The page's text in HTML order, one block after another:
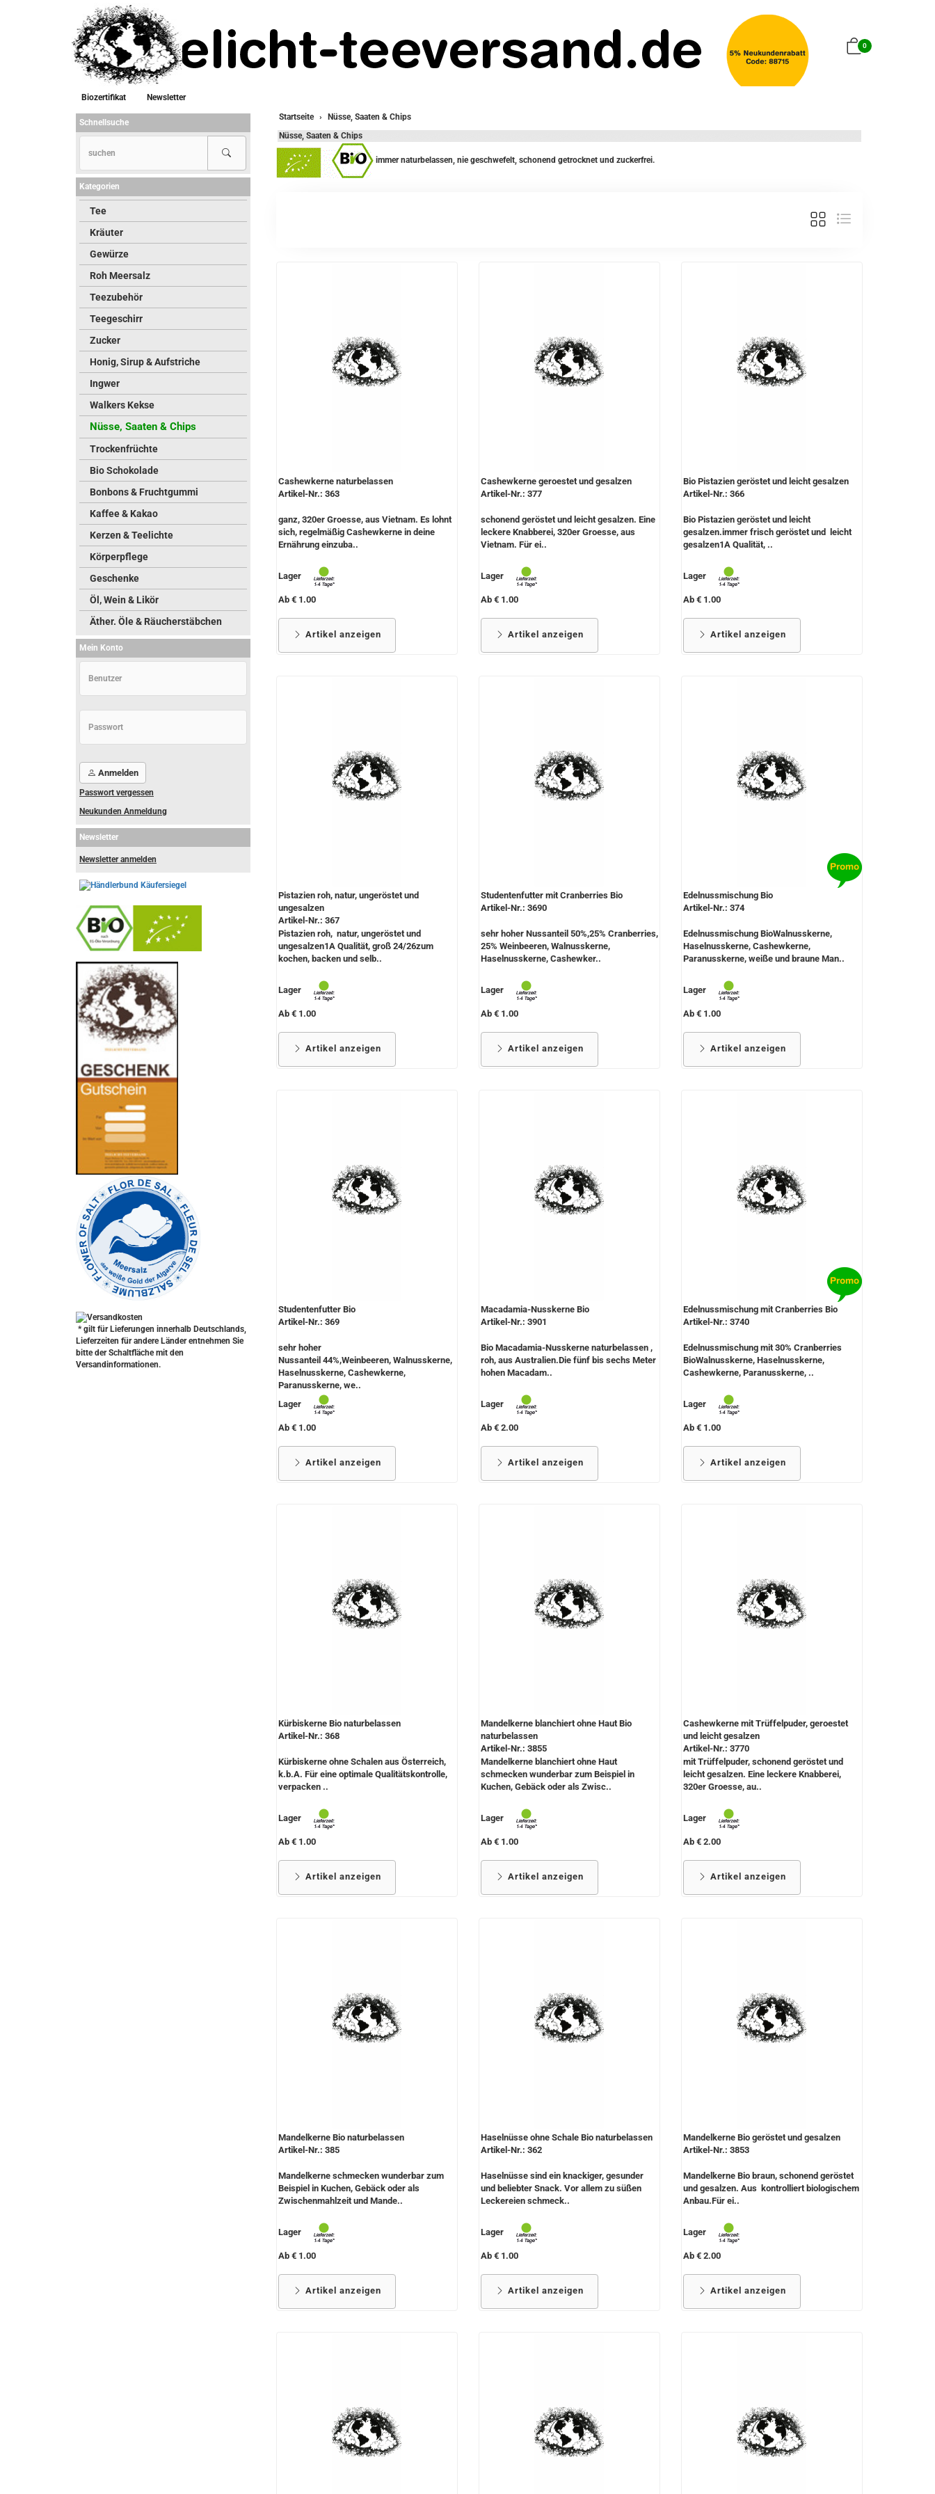
0
Biozertifikat
Newsletter
Startseite
Nüsse, Saaten & Chips
Nüsse, Saaten & Chips
immer naturbelassen, nie geschwefelt, schonend getrocknet und zuckerfrei.
Cashewkerne naturbelassen
Artikel-Nr.: 363
ganz, 320er Groesse, aus Vietnam. Es lohnt
sich, regelmäßig Cashewkerne in deine
Ernährung einzuba..
Lager
Ab € 1.00
Artikel anzeigen
Cashewkerne geroestet und gesalzen
Artikel-Nr.: 377
schonend geröstet und leicht gesalzen. Eine
leckere Knabberei, 320er Groesse, aus
Vietnam. Für ei..
Lager
Ab € 1.00
Artikel anzeigen
Bio Pistazien geröstet und leicht gesalzen
Artikel-Nr.: 366
Bio Pistazien geröstet und leicht
gesalzen.immer frisch geröstet und leicht
gesalzen1A Qualität, ..
Lager
Ab € 1.00
Artikel anzeigen
Pistazien roh, natur, ungeröstet und
ungesalzen
Artikel-Nr.: 367
Pistazien roh, natur, ungeröstet und
ungesalzen1A Qualität, groß 24/26zum
kochen, backen und selb..
Lager
Ab € 1.00
Artikel anzeigen
Studentenfutter mit Cranberries Bio
Artikel-Nr.: 3690
sehr hoher Nussanteil 50%,25% Cranberries,
25% Weinbeeren, Walnusskerne,
Haselnusskerne, Cashewker..
Lager
Ab € 1.00
Artikel anzeigen
Edelnussmischung Bio
Artikel-Nr.: 374
Edelnussmischung BioWalnusskerne,
Haselnusskerne, Cashewkerne,
Paranusskerne, weiße und braune Man..
Lager
Ab € 1.00
Artikel anzeigen
Studentenfutter Bio
Artikel-Nr.: 369
sehr hoher
Nussanteil 44%,Weinbeeren, Walnusskerne,
Haselnusskerne, Cashewkerne,
Paranusskerne, we..
Lager
Ab € 1.00
Artikel anzeigen
Macadamia-Nusskerne Bio
Artikel-Nr.: 3901
Bio Macadamia-Nusskerne naturbelassen ,
roh, aus Australien.Die fünf bis sechs Meter
hohen Macadam..
Lager
Ab € 2.00
Artikel anzeigen
Edelnussmischung mit Cranberries Bio
Artikel-Nr.: 3740
Edelnussmischung mit 30% Cranberries
BioWalnusskerne, Haselnusskerne,
Cashewkerne, Paranusskerne, ..
Lager
Ab € 1.00
Artikel anzeigen
Kürbiskerne Bio naturbelassen
Artikel-Nr.: 368
Kürbiskerne ohne Schalen aus Österreich,
k.b.A. Für eine optimale Qualitätskontrolle,
verpacken ..
Lager
Ab € 1.00
Artikel anzeigen
Mandelkerne blanchiert ohne Haut Bio
naturbelassen
Artikel-Nr.: 3855
Mandelkerne blanchiert ohne Haut
schmecken wunderbar zum Beispiel in
Kuchen, Gebäck oder als Zwisc..
Lager
Ab € 1.00
Artikel anzeigen
Cashewkerne mit Trüffelpuder, geroestet
und leicht gesalzen
Artikel-Nr.: 3770
mit Trüffelpuder, schonend geröstet und
leicht gesalzen. Eine leckere Knabberei,
320er Groesse, au..
Lager
Ab € 2.00
Artikel anzeigen
Mandelkerne Bio naturbelassen
Artikel-Nr.: 385
Mandelkerne schmecken wunderbar zum
Beispiel in Kuchen, Gebäck oder als
Zwischenmahlzeit und Mande..
Lager
Ab € 1.00
Artikel anzeigen
Haselnüsse ohne Schale Bio naturbelassen
Artikel-Nr.: 362
Haselnüsse sind ein knackiger, gesunder
und beliebter Snack. Vor allem zu süßen
Leckereien schmeck..
Lager
Ab € 1.00
Artikel anzeigen
Mandelkerne Bio geröstet und gesalzen
Artikel-Nr.: 3853
Mandelkerne Bio braun, schonend geröstet
und gesalzen. Aus kontrolliert biologischem
Anbau.Für ei..
Lager
Ab € 2.00
Artikel anzeigen
Schnellsuche
Kategorien
Tee
Kräuter
Gewürze
Roh Meersalz
Teezubehör
Teegeschirr
Zucker
Honig, Sirup & Aufstriche
Ingwer
Walkers Kekse
Nüsse, Saaten & Chips
Trockenfrüchte
Bio Schokolade
Bonbons & Fruchtgummi
Kaffee & Kakao
Kerzen & Teelichte
Körperpflege
Geschenke
Öl, Wein & Likör
Äther. Öle & Räucherstäbchen
Mein Konto
Anmelden
Passwort vergessen
Neukunden Anmeldung
Newsletter
Newsletter anmelden
* gilt für Lieferungen innerhalb Deutschlands,
Lieferzeiten für andere Länder entnehmen Sie
bitte der Schaltfläche mit den
Versandinformationen.